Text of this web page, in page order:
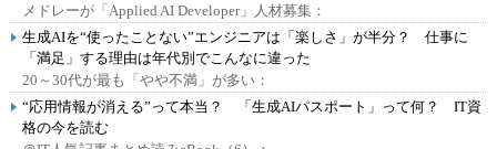
メドレーが「Applied AI Developer」人材募集：
生成AIを“使ったことない”エンジニアは「楽しさ」が半分？ 仕事に
「満足」する理由は年代別でこんなに違った
20～30代が最も「やや不満」が多い：
“応用情報が消える”って本当？ 「生成AIパスポート」って何？ IT資
格の今を読む